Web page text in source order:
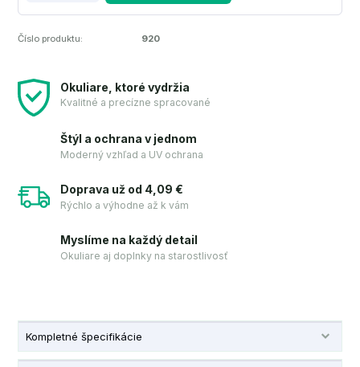
Číslo produktu: 920
Okuliare, ktoré vydržia
Kvalitné a precízne spracované
Štýl a ochrana v jednom
Moderný vzhľad a UV ochrana
Doprava už od 4,09 €
Rýchlo a výhodne až k vám
Myslíme na každý detail
Okuliare aj doplnky na starostlivosť
Kompletné špecifikácie